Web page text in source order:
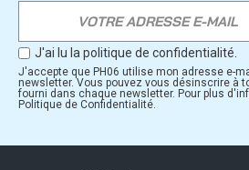
J'ai lu la politique de confidentialité.
J'accepte que PH06 utilise mon adresse e-
newsletter. Vous pouvez vous désinscrire à
fourni dans chaque newsletter. Pour plus
Politique de Confidentialité.